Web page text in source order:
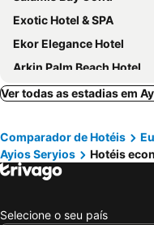
Exotic Hotel & SPA
Ekor Elegance Hotel
Arkin Palm Beach Hotel
Oscar Park
Bogaz Beach Hotel
Ver todas as estadias em
Comparador de Hotéis
Ayios Seryios
Hotéis
Selecione o seu país